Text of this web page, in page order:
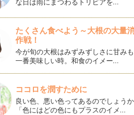
たくさん食べよう～大根の大量
作戦！
今が旬の大根はみずみずしさに甘み
一番美味しい時。和食のイメー…
ココロを潤すために
良い色、悪い色ってあるのでしょう
「色にはどの色にもプラスのイメ…